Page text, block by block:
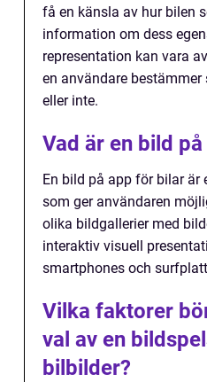
få en känsla av hur bilen
information om dess
representation kan vara
en användare bestämmer
eller inte.
Vad är en bild
En bild på app för bilar
som ger användaren
olika bildgallerier med
interaktiv visuell
smartphones och
Vilka faktorer
val av en
bilbilder?